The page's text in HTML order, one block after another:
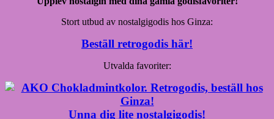
Stort utbud av nostalgigodis hos Ginza:
Beställ retrogodis här!
Utvalda favoriter:
Unna dig lite nostalgigodis!